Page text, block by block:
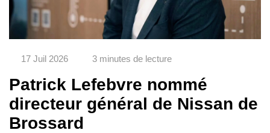
17 Juil 2026 3 minutes de lecture
Patrick Lefebvre nommé
directeur général de Nissan de
Brossard